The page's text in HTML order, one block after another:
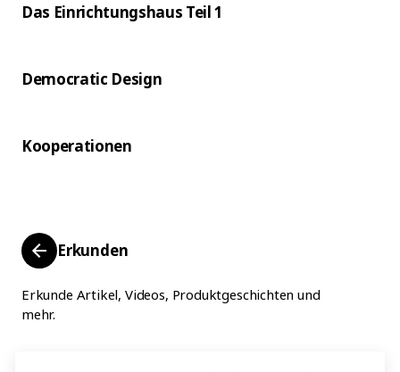
Das Einrichtungshaus Teil 1
Democratic Design
Kooperationen
Erkunden
Erkunde Artikel, Videos, Produktgeschichten und
mehr.